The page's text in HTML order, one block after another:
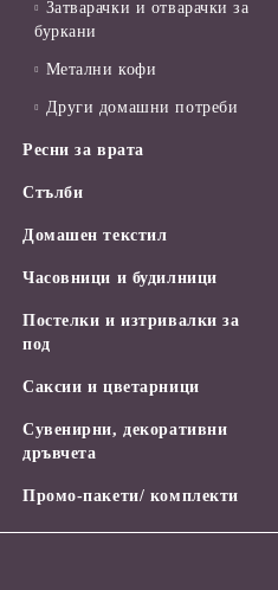
Затварачки и отварачки за
буркани
Метални кофи
Други домашни потреби
Ресни за врата
Стълби
Домашен текстил
Часовници и будилници
Постелки и изтривалки за
под
Саксии и цветарници
Сувенирни, декоративни
дръвчета
Промо-пакети/ комплекти